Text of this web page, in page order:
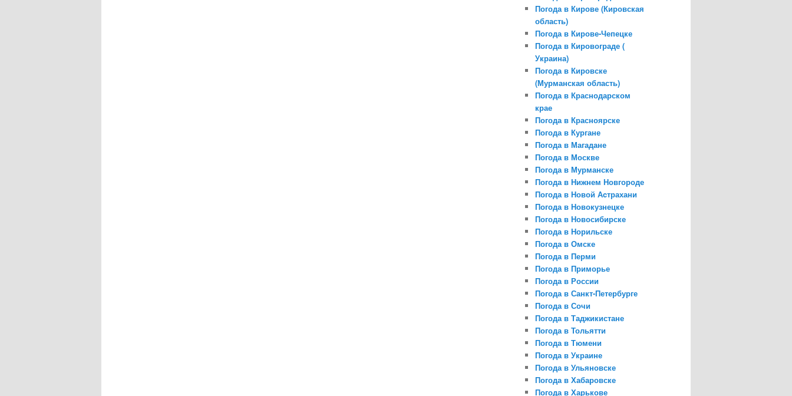
Погода в Кирове (Кировская
область)
Погода в Кирове-Чепецке
Погода в Кировограде (
Украина)
Погода в Кировске
(Мурманская область)
Погода в Краснодарском
крае
Погода в Красноярске
Погода в Кургане
Погода в Магадане
Погода в Москве
Погода в Мурманске
Погода в Нижнем Новгороде
Погода в Новой Аcтрахани
Погода в Новокузнецке
Погода в Новосибирске
Погода в Норильске
Погода в Омске
Погода в Перми
Погода в Приморье
Погода в России
Погода в Санкт-Петербурге
Погода в Сочи
Погода в Таджикистане
Погода в Тольятти
Погода в Тюмени
Погода в Украине
Погода в Ульяновске
Погода в Хабаровске
Погода в Харькове